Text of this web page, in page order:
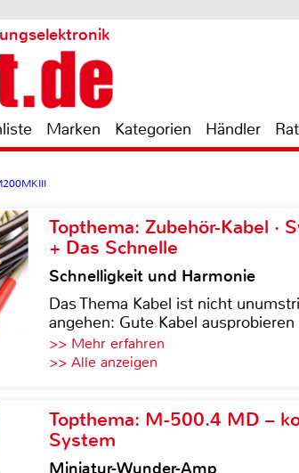
Marken Kategorien Händler
Topthema: Zubehör-Kabel ·
+ Das Schnelle
Schnelligkeit und Harmonie
Das Thema Kabel ist nicht
angehen: Gute Kabel
>> Mehr erfahren
>> Alle anzeigen
Topthema: M-500.4 MD –
System
Miniatur-Wunder-Amp